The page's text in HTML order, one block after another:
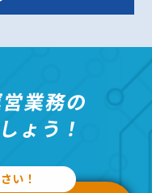
業務の
ょう！
い！